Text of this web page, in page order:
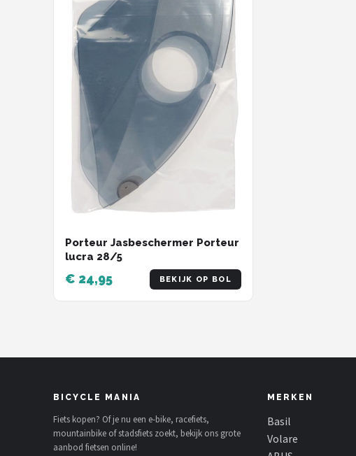
Porteur Jasbeschermer Porteur
lucra 28/5
€ 24,95 BEKIJK OP BOL
BICYCLE MANIA
Fiets kopen? Of je nu een e-bike, racefiets,
mountainbike of stadsfiets zoekt, bekijk ons grote
aanbod fietsen online!
MERKEN
Basil
Volare